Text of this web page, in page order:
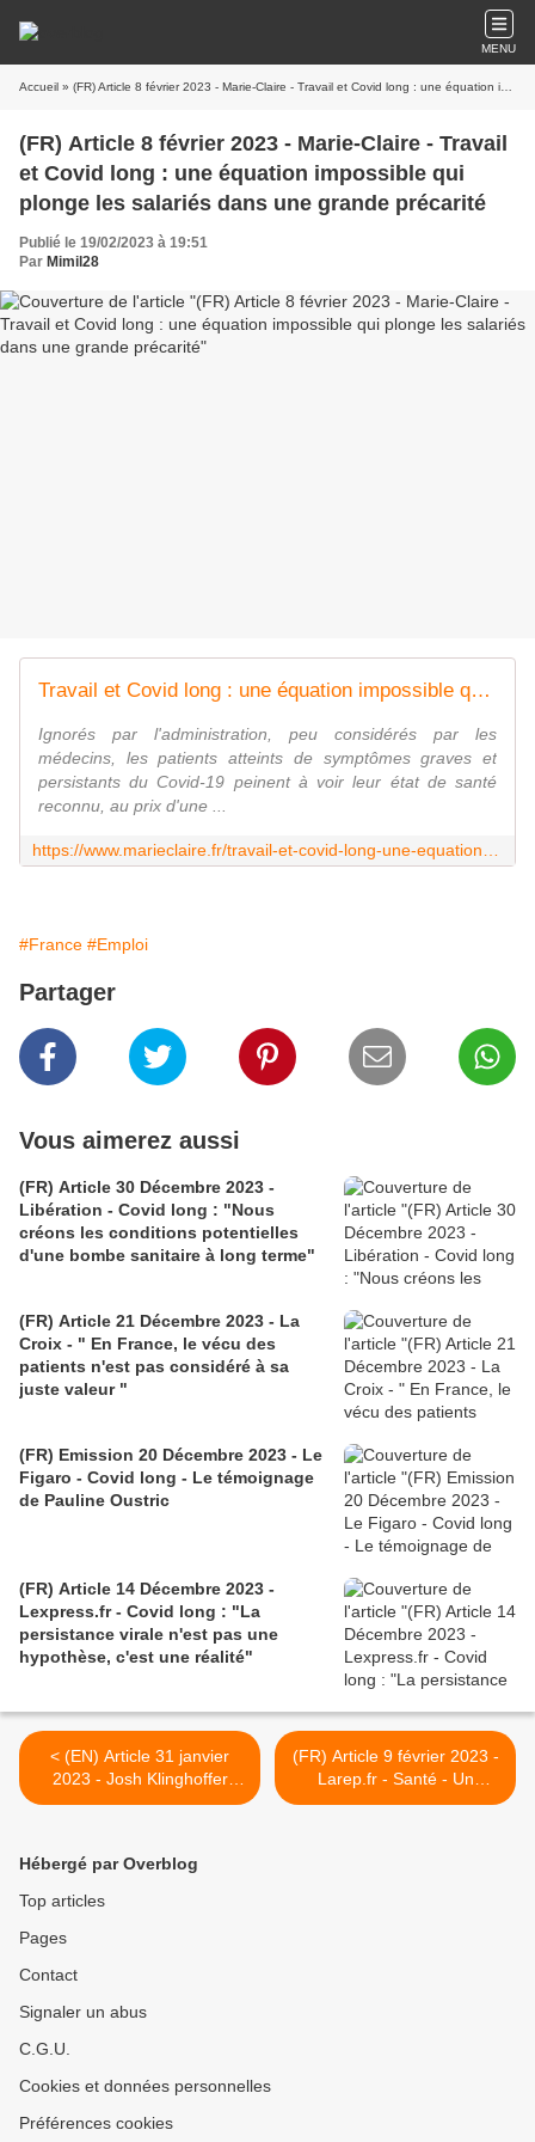
MENU
Accueil » (FR) Article 8 février 2023 - Marie-Claire - Travail et Covid long : une équation impossible qui plonge les salariés dans une grande précarité
(FR) Article 8 février 2023 - Marie-Claire - Travail
et Covid long : une équation impossible qui
plonge les salariés dans une grande précarité
Publié le 19/02/2023 à 19:51
Par Mimil28
Travail et Covid long : une équation impossible qui plonge les salariés dans une grande précarité
Ignorés par l'administration, peu considérés par les
médecins, les patients atteints de symptômes graves et
persistants du Covid-19 peinent à voir leur état de santé
reconnu, au prix d'une ...
#France #Emploi
Partager
Vous aimerez aussi
(FR) Article 30 Décembre 2023 -
Libération - Covid long : "Nous
créons les conditions potentielles
d'une bombe sanitaire à long terme"
(FR) Article 21 Décembre 2023 - La
Croix - " En France, le vécu des
patients n'est pas considéré à sa
juste valeur "
(FR) Emission 20 Décembre 2023 - Le
Figaro - Covid long - Le témoignage
de Pauline Oustric
(FR) Article 14 Décembre 2023 -
Lexpress.fr - Covid long : "La
persistance virale n'est pas une
hypothèse, c'est une réalité"
< (EN) Article 31 janvier
2023 - Josh Klinghoffer
remplace Dave Navarro
(FR) Article 9 février 2023 -
Larep.fr - Santé - Un
Loirétain témoigne des
Hébergé par Overblog
Top articles
Pages
Contact
Signaler un abus
C.G.U.
Cookies et données personnelles
Préférences cookies